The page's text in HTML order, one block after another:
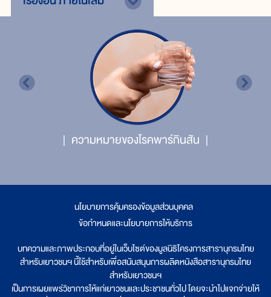
ความหมายของโรคพาร์กินสัน
นโยบายการคุ้มครองข้อมูลส่วนบุคคล
ข้อกำหนดและนโยบายการให้บริการ
บทความและภาพประกอบที่อยู่ในเว็บไซต์ของมูลนิธิโครงการสารานุกรมไทย
สำหรับเยาวชนฯ นี้ใช้สำหรับเพื่อสนับสนุนการผลิตหนังสือสารานุกรมไทย
สำหรับเยาวชนฯ
เป็นการเผยแพร่วิชาการให้แก่เยาวชนและประชาชนทั่วไป โดยจะนำไปแจกจ่ายให้